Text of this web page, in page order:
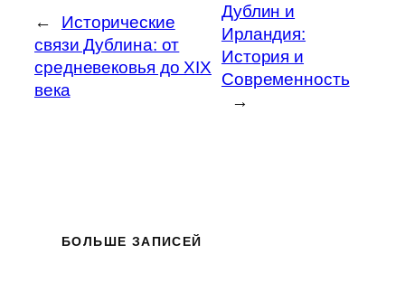
←
Исторические
связи Дублина: от
средневековья до XIX
века
Дублин и
Ирландия:
История и
Современность
→
БОЛЬШЕ ЗАПИСЕЙ